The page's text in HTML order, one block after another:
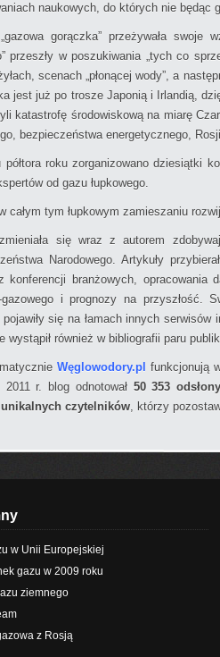
naukowych, do których nie będąc
gorączka” przeżywała
przeszły w poszukiwania „tych co
scenach „płonącej wody”, a
jest już po trosze Japonią i Irlandią,
katastrofę środowiskową na miarę
bezpieczeństwa energetycznego,
półtora roku zorganizowano dziesiątki
od gazu łupkowego.
całym tym łupkowym zamieszaniu
się wraz z autorem
Narodowego. Artykuły
konferencji branżowych,
gazowego i prognozy na przyszłość.
pojawiły się na łamach innych
wystąpił również w bibliografii paru
Węglowodory.pl funkcjonują
r. blog odnotował 50 353 odsłony
unikalnych czytelników, którzy
w Unii Europejskiej
gazu w 2009 roku
ziemnego
z Rosją